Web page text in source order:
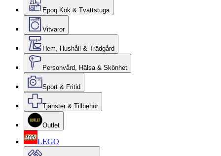
Epoq Kök & Tvättstuga
Vitvaror
Hem, Hushåll & Trädgård
Personvård, Hälsa & Skönhet
Sport & Fritid
Tjänster & Tillbehör
Outlet
LEGO